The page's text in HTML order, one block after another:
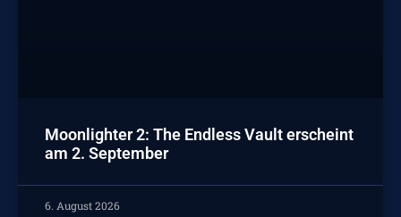
Moonlighter 2: The Endless Vault erscheint
am 2. September
6. August 2026